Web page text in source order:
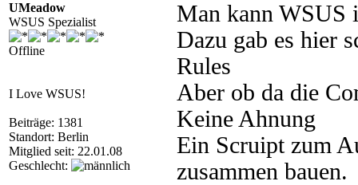
UMeadow
WSUS Spezialist
Offline
I Love WSUS!
Beiträge: 1381
Standort: Berlin
Mitglied seit: 22.01.08
Geschlecht:
Man kann WSUS
Dazu gab es hier
Rules
Aber ob da die
Keine Ahnung
Ein Scruipt zum
zusammen bauen.